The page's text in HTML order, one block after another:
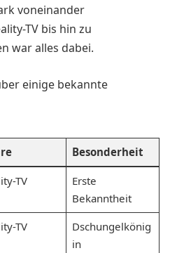
voneinander
TV bis hin zu
war alles dabei.
einige bekannte
Besonderheit
TV
Erste
Bekanntheit
TV
Dschungelkönig
in